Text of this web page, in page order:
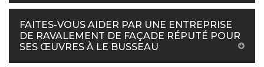
FAITES-VOUS AIDER PAR UNE ENTREPRISE
DE RAVALEMENT DE FAÇADE RÉPUTÉ POUR
SES ŒUVRES À LE BUSSEAU